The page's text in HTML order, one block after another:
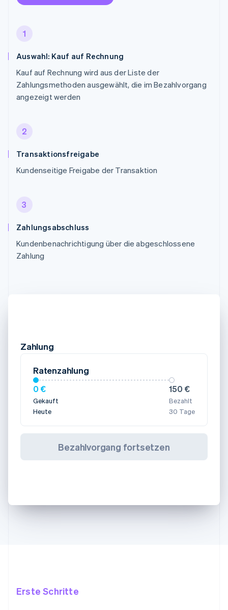
1
Auswahl: Kauf auf Rechnung
Kauf auf Rechnung wird aus der Liste der
Zahlungsmethoden ausgewählt, die im Bezahlvorgang
angezeigt werden
2
Transaktionsfreigabe
Kundenseitige Freigabe der Transaktion
3
Zahlungsabschluss
Kundenbenachrichtigung über die abgeschlossene
Zahlung
Zahlung
Ratenzahlung
0 €
Gekauft
Heute
150 €
Bezahlt
30 Tage
Bezahlvorgang fortsetzen
Erste Schritte